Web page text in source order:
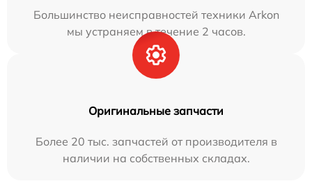
Большинство неисправностей техники Arkon
мы устраняем в течение 2 часов.
Оригинальные запчасти
Более 20 тыс. запчастей от производителя в
наличии на собственных складах.